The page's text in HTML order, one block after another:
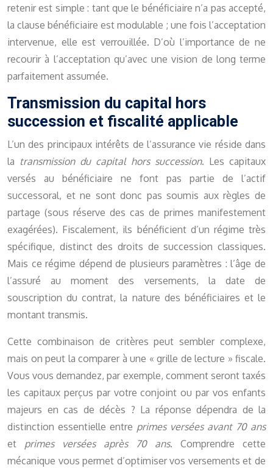
retenir est simple : tant que le bénéficiaire n’a pas accepté,
la clause bénéficiaire est modulable ; une fois l’acceptation
intervenue, elle est verrouillée. D’où l’importance de ne
recourir à l’acceptation qu’avec une vision de long terme
parfaitement assumée.
Transmission du capital hors
succession et fiscalité applicable
L’un des principaux intérêts de l’assurance vie réside dans
la transmission du capital hors succession. Les capitaux
versés au bénéficiaire ne font pas partie de l’actif
successoral, et ne sont donc pas soumis aux règles de
partage (sous réserve des cas de primes manifestement
exagérées). Fiscalement, ils bénéficient d’un régime très
spécifique, distinct des droits de succession classiques.
Mais ce régime dépend de plusieurs paramètres : l’âge de
l’assuré au moment des versements, la date de
souscription du contrat, la nature des bénéficiaires et le
montant transmis.
Cette combinaison de critères peut sembler complexe,
mais on peut la comparer à une « grille de lecture » fiscale.
Vous vous demandez, par exemple, comment seront taxés
les capitaux perçus par votre conjoint ou par vos enfants
majeurs en cas de décès ? La réponse dépendra de la
distinction essentielle entre primes versées avant 70 ans
et primes versées après 70 ans. Comprendre cette
mécanique vous permet d’optimiser vos versements et de